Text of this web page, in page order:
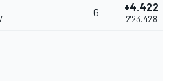
6 +4.422
2'23.428